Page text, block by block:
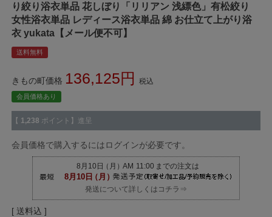
り絞り浴衣単品 花しぼり「リリアン 浅縹色」有松絞り
女性浴衣単品 レディース浴衣単品 綿 お仕立て上がり浴
衣 yukata【メール便不可】
送料無料
きもの町価格 136,125 税込
会員価格あり
【 1,238 ポイント】進呈
会員価格で購入するにはログインが必要です。
発送について詳しくはコチラ⇒
送料込